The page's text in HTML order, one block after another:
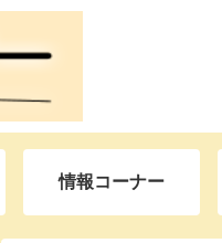
情報コーナー